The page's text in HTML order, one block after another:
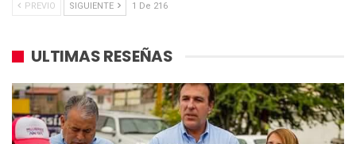
PREVIO SIGUIENTE 1 De 216
ULTIMAS RESEÑAS